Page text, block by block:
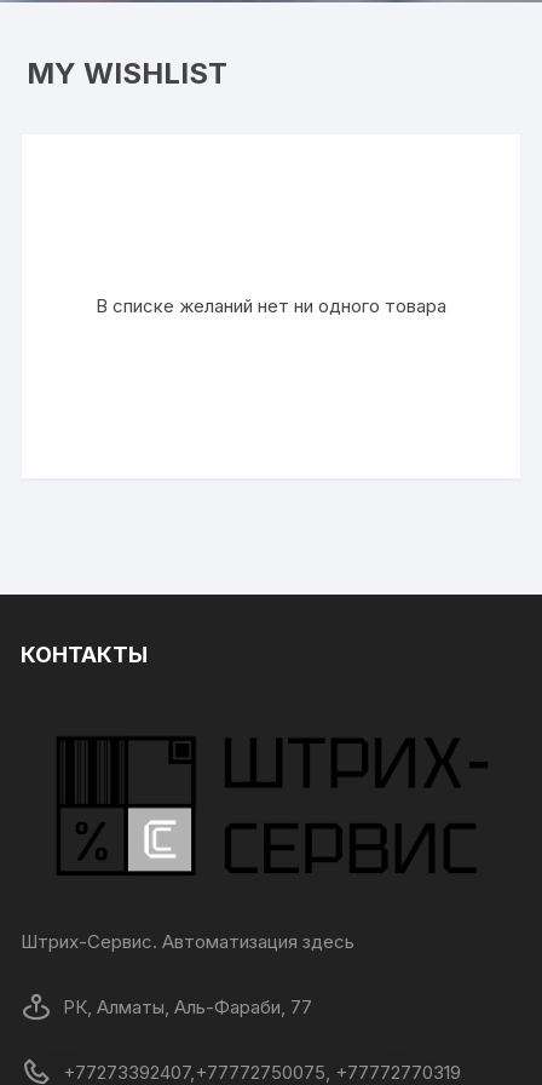
MY WISHLIST
В списке желаний нет ни одного товара
КОНТАКТЫ
Штрих-Сервис. Автоматизация здесь
РК, Алматы, Аль-Фараби, 77
+77273392407,+77772750075, +77772770319